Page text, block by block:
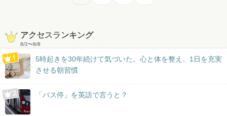
アクセスランキング
8/2〜8/8
5時起きを30年続けて気づいた。心と体を整え、1日を充実
させる朝習慣
「バス停」を英語で言うと？